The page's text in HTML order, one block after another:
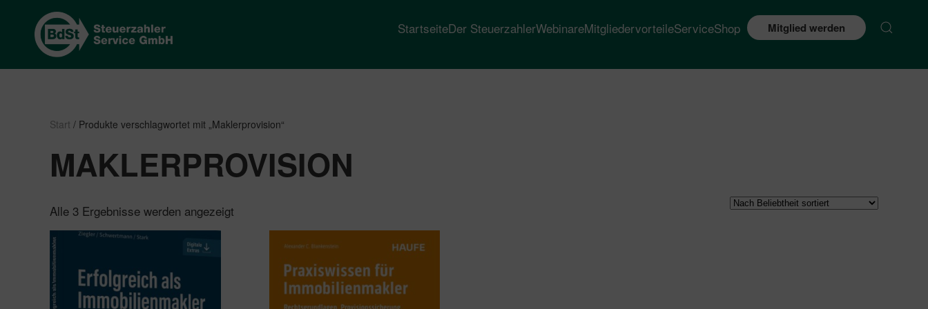
StartseiteDer SteuerzahlerWebinareMitgliedervorteileServiceShop Mitglied werden
Start / Produkte verschlagwortet mit „Maklerprovision“
MAKLERPROVISION
Alle 3 Ergebnisse werden angezeigt
sortiert